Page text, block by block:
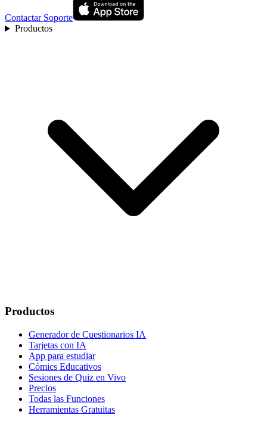
Contactar Soporte
Productos
Productos
Generador de Cuestionarios IA
Tarjetas con IA
App para estudiar
Cómics Educativos
Sesiones de Quiz en Vivo
Precios
Todas las Funciones
Herramientas Gratuitas